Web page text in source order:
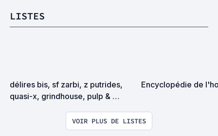
LISTES
délires bis, sf zarbi, z putrides,
quasi-x, grindhouse, pulp &
Encyclopédie de
VOIR PLUS DE LISTES